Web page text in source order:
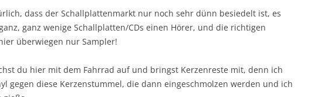
dass der Schallplattenmarkt nur noch sehr dünn besiedelt ist, es
ganz wenige Schallplatten/CDs einen Hörer, und die richtigen
überwiegen nur Sampler!
du hier mit dem Fahrrad auf und bringst Kerzenreste mit, denn ich
gegen diese Kerzenstummel, die dann eingeschmolzen werden und ich